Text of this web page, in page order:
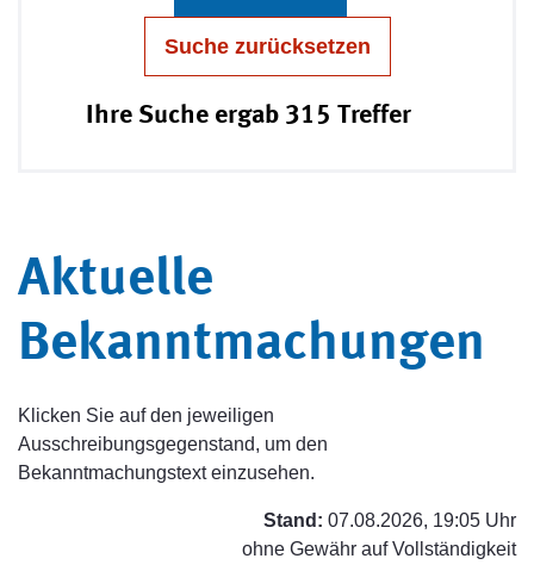
Suche zurücksetzen
Ihre Suche ergab 315 Treffer
Aktuelle
Bekanntmachungen
Klicken Sie auf den jeweiligen
Ausschreibungsgegenstand, um den
Bekanntmachungstext einzusehen.
Stand: 07.08.2026, 19:05 Uhr
ohne Gewähr auf Vollständigkeit